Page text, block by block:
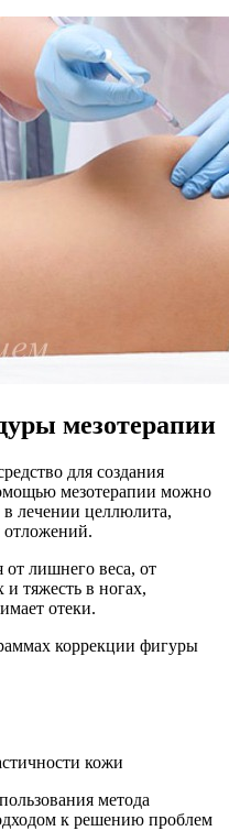
мезотерапии
для создания
мезотерапии можно
в лечении целлюлита,
от лишнего веса, от
и тяжесть в ногах,
отеки.
коррекции фигуры
кожи
метода
к решению проблем